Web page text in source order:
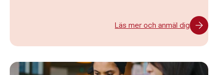
Läs mer och anmäl dig